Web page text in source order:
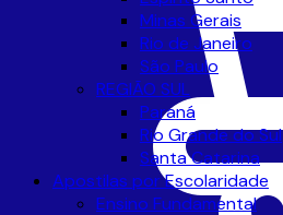
Minas Gerais
Rio de Janeiro
São Paulo
REGIÃO SUL
Paraná
Rio Grande do Sul
Santa Catarina
Apostilas por Escolaridade
Ensino Fundamental